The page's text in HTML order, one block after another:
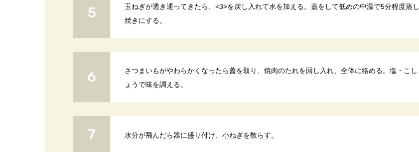
玉ねぎが透き通ってきたら、<3>を戻し入れて水を加える。蓋をして低めの中温で5分程度蒸し
焼きにする。
さつまいもがやわらかくなったら蓋を取り、焼肉のたれを回し入れ、全体に絡める。塩・こし
ょうで味を調える。
水分が飛んだら器に盛り付け、小ねぎを散らす。